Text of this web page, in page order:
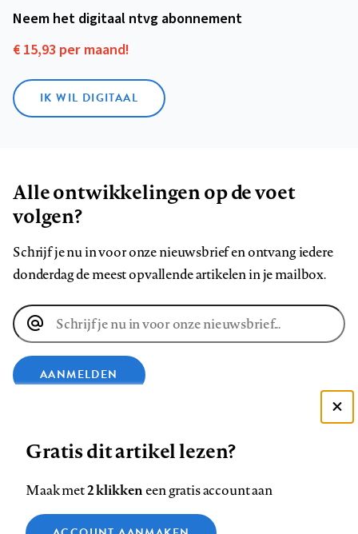
Neem het digitaal ntvg abonnement
€ 15,93 per maand!
IK WIL DIGITAAL
Alle ontwikkelingen op de voet
volgen?
Schrijf je nu in voor onze nieuwsbrief en ontvang iedere
donderdag de meest opvallende artikelen in je mailbox.
E-
mailadres
AANMELDEN
op
op
op
ons
op
Zie onze cookie policy
Gratis dit artikel lezen?
Maak met2 klikkeneen gratis account aan